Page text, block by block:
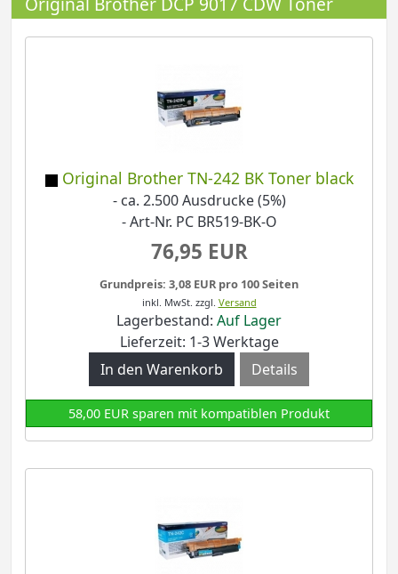
Original Brother TN-242 BK Toner black
- ca. 2.500 Ausdrucke (5%)
- Art-Nr. PC BR519-BK-O
76,95 EUR
Grundpreis: 3,08 EUR pro 100 Seiten
inkl. MwSt. zzgl. Versand
Lagerbestand: Auf Lager
Lieferzeit: 1-3 Werktage
Details
58,00 EUR sparen mit kompatiblen Produkt